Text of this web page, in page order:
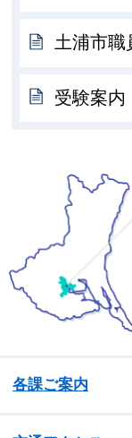
土浦市職
受験案内
各課ご案内